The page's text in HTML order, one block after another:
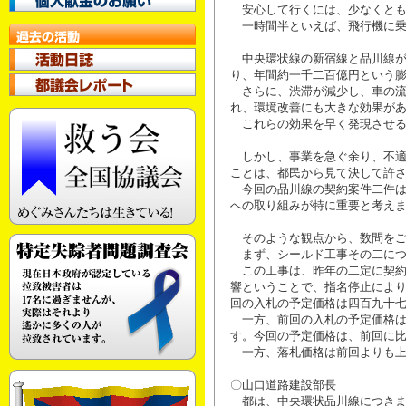
安心して行くには、少なくと
一時間半といえば、飛行機に
中央環状線の新宿線と品川線
り、年間約一千二百億円という
さらに、渋滞が減少し、車の
れ、環境改善にも大きな効果が
これらの効果を早く発現させ
しかし、事業を急ぐ余り、不
ことは、都民から見て決して許
今回の品川線の契約案件二件
への取り組みが特に重要と考え
そのような観点から、数問を
まず、シールド工事その二に
この工事は、昨年の二定に契
響ということで、指名停止によ
回の入札の予定価格は四百九十
一方、前回の入札の予定価格
す。今回の予定価格は、前回に
一方、落札価格は前回よりも
〇山口道路建設部長
都は、中央環状品川線につき